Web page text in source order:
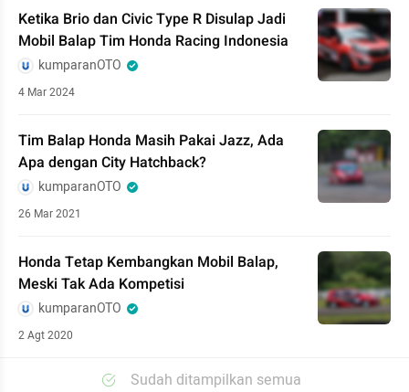
Ketika Brio dan Civic Type R Disulap Jadi
Mobil Balap Tim Honda Racing Indonesia
kumparanOTO
4 Mar 2024
Tim Balap Honda Masih Pakai Jazz, Ada
Apa dengan City Hatchback?
kumparanOTO
26 Mar 2021
Honda Tetap Kembangkan Mobil Balap,
Meski Tak Ada Kompetisi
kumparanOTO
2 Agt 2020
Sudah ditampilkan semua